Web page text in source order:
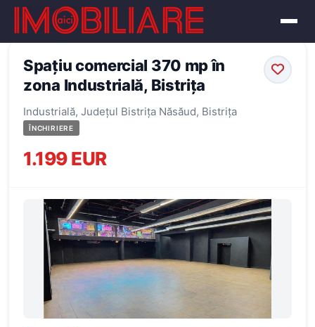
← Înapoi la oferte
Spațiu comercial 370 mp în
zona Industrială, Bistrița
Industrială, Județul Bistrița Năsăud, Bistrița
ÎNCHIRIERE
1.199 EUR